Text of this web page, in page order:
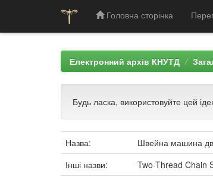
Головна сторінка
Електронний архів КНУТД
Будь ласка, використовуйте цей
Назва:
Швейна машина
Інші назви:
Two-Thread Chain